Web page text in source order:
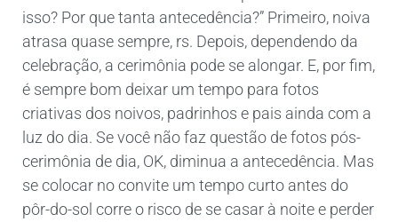
isso? Por que tanta antecedência?” Primeiro, noiva
atrasa quase sempre, rs. Depois, dependendo da
celebração, a cerimônia pode se alongar. E, por fim,
é sempre bom deixar um tempo para fotos
criativas dos noivos, padrinhos e pais ainda com a
luz do dia. Se você não faz questão de fotos pós-
cerimônia de dia, OK, diminua a antecedência. Mas
se colocar no convite um tempo curto antes do
pôr-do-sol corre o risco de se casar à noite e perder